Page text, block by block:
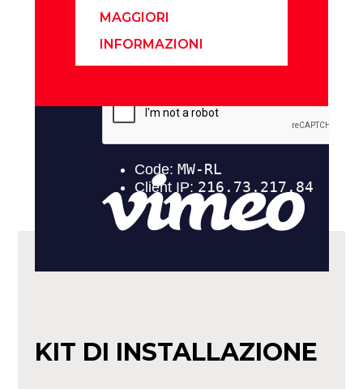
MAGGIORI
INFORMAZIONI
KIT DI INSTALLAZIONE